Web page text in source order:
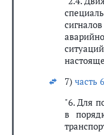
7) часть 6
"6. Для
в